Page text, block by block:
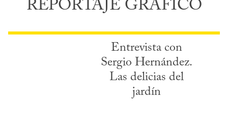
REPORTAJE GRÁFICO
Entrevista con
Sergio Hernández.
Las delicias del
jardín